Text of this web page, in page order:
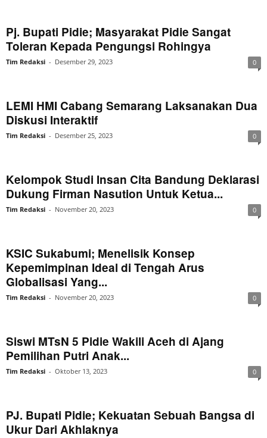
Pj. Bupati Pidie; Masyarakat Pidie Sangat
Toleran Kepada Pengungsi Rohingya
Tim Redaksi - Desember 29, 2023 0
LEMI HMI Cabang Semarang Laksanakan Dua
Diskusi Interaktif
Tim Redaksi - Desember 25, 2023 0
Kelompok Studi Insan Cita Bandung Deklarasi
Dukung Firman Nasution Untuk Ketua...
Tim Redaksi - November 20, 2023 0
KSIC Sukabumi; Menelisik Konsep
Kepemimpinan Ideal di Tengah Arus
Globalisasi Yang...
Tim Redaksi - November 20, 2023 0
Siswi MTsN 5 Pidie Wakili Aceh di Ajang
Pemilihan Putri Anak...
Tim Redaksi - Oktober 13, 2023 0
PJ. Bupati Pidie; Kekuatan Sebuah Bangsa di
Ukur Dari Akhlaknya